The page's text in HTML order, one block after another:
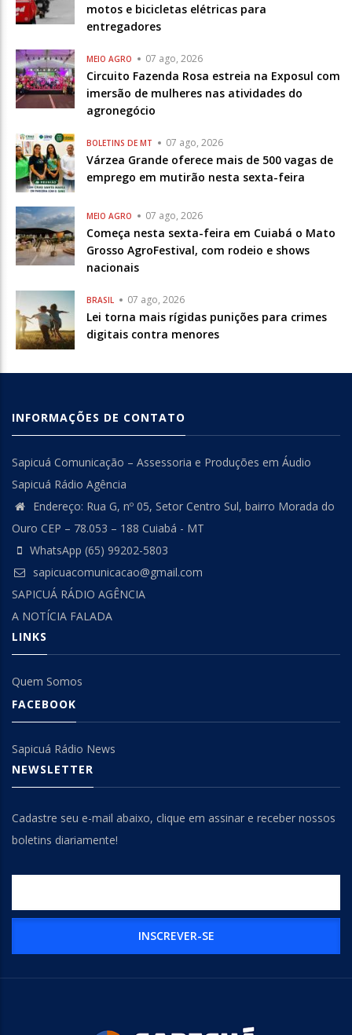
motos e bicicletas elétricas para
entregadores
MEIO AGRO 07 ago, 2026
Circuito Fazenda Rosa estreia na Exposul com
imersão de mulheres nas atividades do
agronegócio
BOLETINS DE MT 07 ago, 2026
Várzea Grande oferece mais de 500 vagas de
emprego em mutirão nesta sexta-feira
MEIO AGRO 07 ago, 2026
Começa nesta sexta-feira em Cuiabá o Mato
Grosso AgroFestival, com rodeio e shows
nacionais
BRASIL 07 ago, 2026
Lei torna mais rígidas punições para crimes
digitais contra menores
INFORMAÇÕES DE CONTATO
Sapicuá Comunicação – Assessoria e Produções em Áudio
Sapicuá Rádio Agência
Endereço: Rua G, nº 05, Setor Centro Sul, bairro Morada do
Ouro CEP – 78.053 – 188 Cuiabá - MT
WhatsApp (65) 99202-5803
sapicuacomunicacao@gmail.com
SAPICUÁ RÁDIO AGÊNCIA
A NOTÍCIA FALADA
LINKS
Quem Somos
FACEBOOK
Sapicuá Rádio News
NEWSLETTER
Cadastre seu e-mail abaixo, clique em assinar e receber nossos
boletins diariamente!